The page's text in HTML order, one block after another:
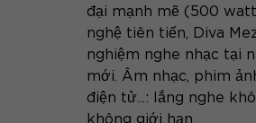
đại mạnh mẽ (500
nghệ tiên tiến, Diva
nghiệm nghe nhạc tại
mới. Âm nhạc, phim
điện tử...: lắng nghe
không giới hạn.